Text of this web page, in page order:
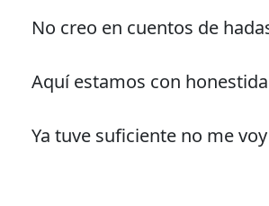
No creo en cuentos de
Aquí estamos con
Ya tuve suficiente no me